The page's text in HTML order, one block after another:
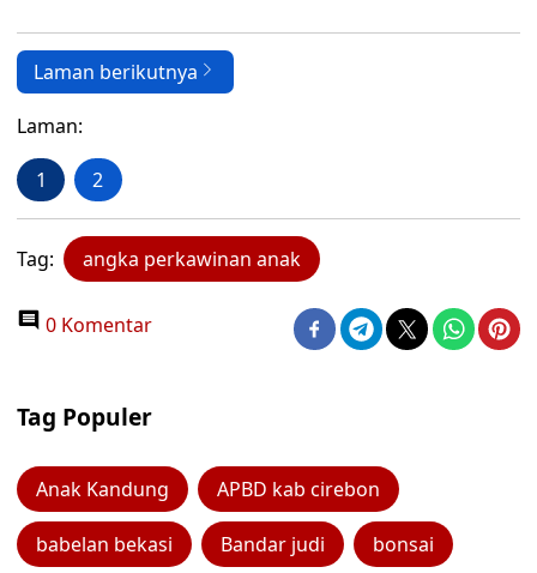
Laman berikutnya
Laman:
1 2
Tag: angka perkawinan anak
0 Komentar
Tag Populer
Anak Kandung APBD kab cirebon
babelan bekasi Bandar judi bonsai